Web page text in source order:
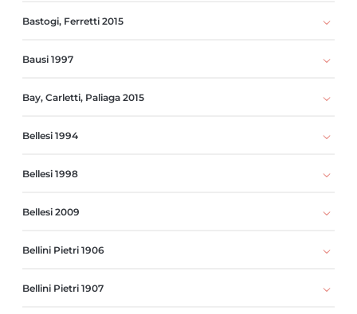
Bastogi, Ferretti 2015
Bausi 1997
Bay, Carletti, Paliaga 2015
Bellesi 1994
Bellesi 1998
Bellesi 2009
Bellini Pietri 1906
Bellini Pietri 1907